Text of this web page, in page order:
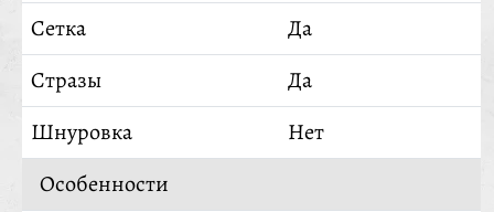
Сетка
Да
Стразы
Да
Шнуровка
Нет
Особенности